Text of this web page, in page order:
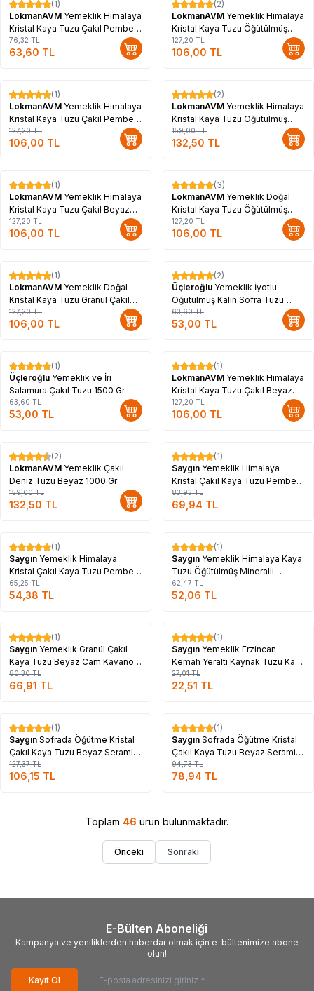
%17
(1)
LokmanAVM Yemeklik Himalaya
Kristal Kaya Tuzu Çakıl Pembe
250 Gr
76,32TL
63,60 TL
%17
(2)
LokmanAVM Yemeklik Himalaya
Kristal Kaya Tuzu Öğütülmüş
Beyaz 500 Gr
127,20TL
106,00 TL
%17
(1)
LokmanAVM Yemeklik Himalaya
Kristal Kaya Tuzu Çakıl Pembe
500 Gr
127,20TL
106,00 TL
%17
(2)
LokmanAVM Yemeklik Himalaya
Kristal Kaya Tuzu Öğütülmüş
Pembe 500 Gr
159,00TL
132,50 TL
%17
(1)
LokmanAVM Yemeklik Himalaya
Kristal Kaya Tuzu Çakıl Beyaz
500 Gr
127,20TL
106,00 TL
%17
(3)
LokmanAVM Yemeklik Doğal
Kristal Kaya Tuzu Öğütülmüş
Çankırı Beyaz 1000 Gr
127,20TL
106,00 TL
%17
(1)
LokmanAVM Yemeklik Doğal
Kristal Kaya Tuzu Granül Çakıl
Çankırı Beyaz 1000 Gr
127,20TL
106,00 TL
%17
(2)
Üçleroğlu Yemeklik İyotlu
Öğütülmüş Kalın Sofra Tuzu
1500 Gr
63,60TL
53,00 TL
%17
(1)
Üçleroğlu Yemeklik ve İri
Salamura Çakıl Tuzu 1500 Gr
63,60TL
53,00 TL
%17
(1)
LokmanAVM Yemeklik Himalaya
Kristal Kaya Tuzu Çakıl Beyaz
1000 Gr
127,20TL
106,00 TL
%17
(2)
LokmanAVM Yemeklik Çakıl
Deniz Tuzu Beyaz 1000 Gr
159,00TL
132,50 TL
%17
(1)
Saygın Yemeklik Himalaya
Kristal Çakıl Kaya Tuzu Pembe
Cam Kavanoz 500 Gr
83,93TL
69,94 TL
%17
(1)
Saygın Yemeklik Himalaya
Kristal Çakıl Kaya Tuzu Pembe
500 Gr Paket
65,25TL
54,38 TL
%17
(1)
Saygın Yemeklik Himalaya Kaya
Tuzu Öğütülmüş Mineralli
Pembe 500 Gr Paket
62,47TL
52,06 TL
%17
(1)
Saygın Yemeklik Granül Çakıl
Kaya Tuzu Beyaz Cam Kavanoz
500 Gr
80,30TL
66,91 TL
%17
(1)
Saygın Yemeklik Erzincan
Kemah Yeraltı Kaynak Tuzu Kalın
Öğütülmüş Beyaz 500 Gr Paket
27,01TL
22,51 TL
%17
(1)
Saygın Sofrada Öğütme Kristal
Çakıl Kaya Tuzu Beyaz Seramik
Öğütücü Değirmen 400 Gr
127,37TL
106,15 TL
%17
(1)
Saygın Sofrada Öğütme Kristal
Çakıl Kaya Tuzu Beyaz Seramik
Öğütücü Cam Değirmen 110 Gr
94,73TL
78,94 TL
Toplam 46 ürün bulunmaktadır.
Önceki Sonraki
E-Bülten Aboneliği
Kampanya ve yeniliklerden haberdar olmak için e-bültenimize abone
olun!
Kayıt Ol